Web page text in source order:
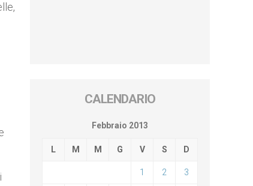
CALENDARIO
Febbraio 2013
L M M G V S D
1 2 3